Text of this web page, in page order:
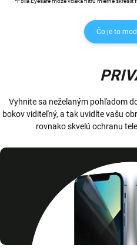
Čo je to
Vyhnite sa neželaným pohľadom
bokov viditeľný, a tak uvidíte vašu
rovnako skvelú ochranu